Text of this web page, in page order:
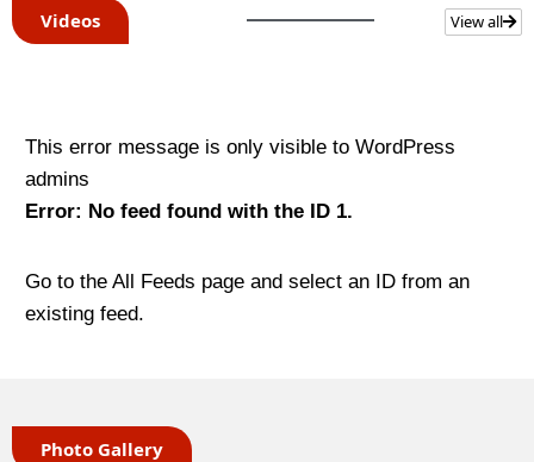
Videos View all
This error message is only visible to WordPress
admins
Error: No feed found with the ID 1.
Go to the All Feeds page and select an ID from an
existing feed.
Photo Gallery